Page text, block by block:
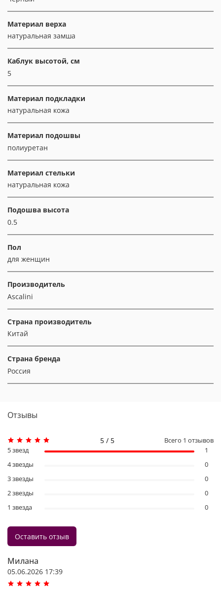
Материал верха
натуральная замша
Каблук высотой, см
5
Материал подкладки
натуральная кожа
Материал подошвы
полиуретан
Материал стельки
натуральная кожа
Подошва высота
0.5
Пол
для женщин
Производитель
Ascalini
Страна производитель
Китай
Страна бренда
Россия
Отзывы
Милана
05.06.2026 17:39
5 / 5 Всего 1 отзывов
5 звезд
1
4 звезды
0
3 звезды
0
2 звезды
0
1 звезда
0
Оставить отзыв